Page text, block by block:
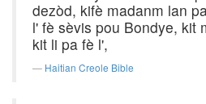
dezòd, kifè madanm lan
l' fè sèvis pou Bondye, kit
kit li pa fè l',
Haitian Creole Bible